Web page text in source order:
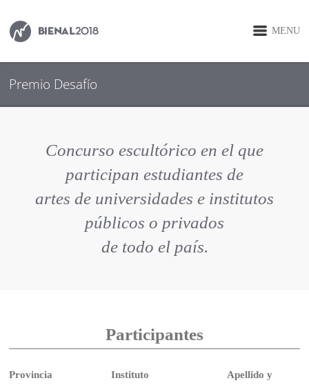
MENU
Premio Desafío
Concurso escultórico en el que
participan estudiantes de
artes de universidades e institutos
públicos o privados
de todo el país.
Participantes
Provincia Instituto
Apellido y